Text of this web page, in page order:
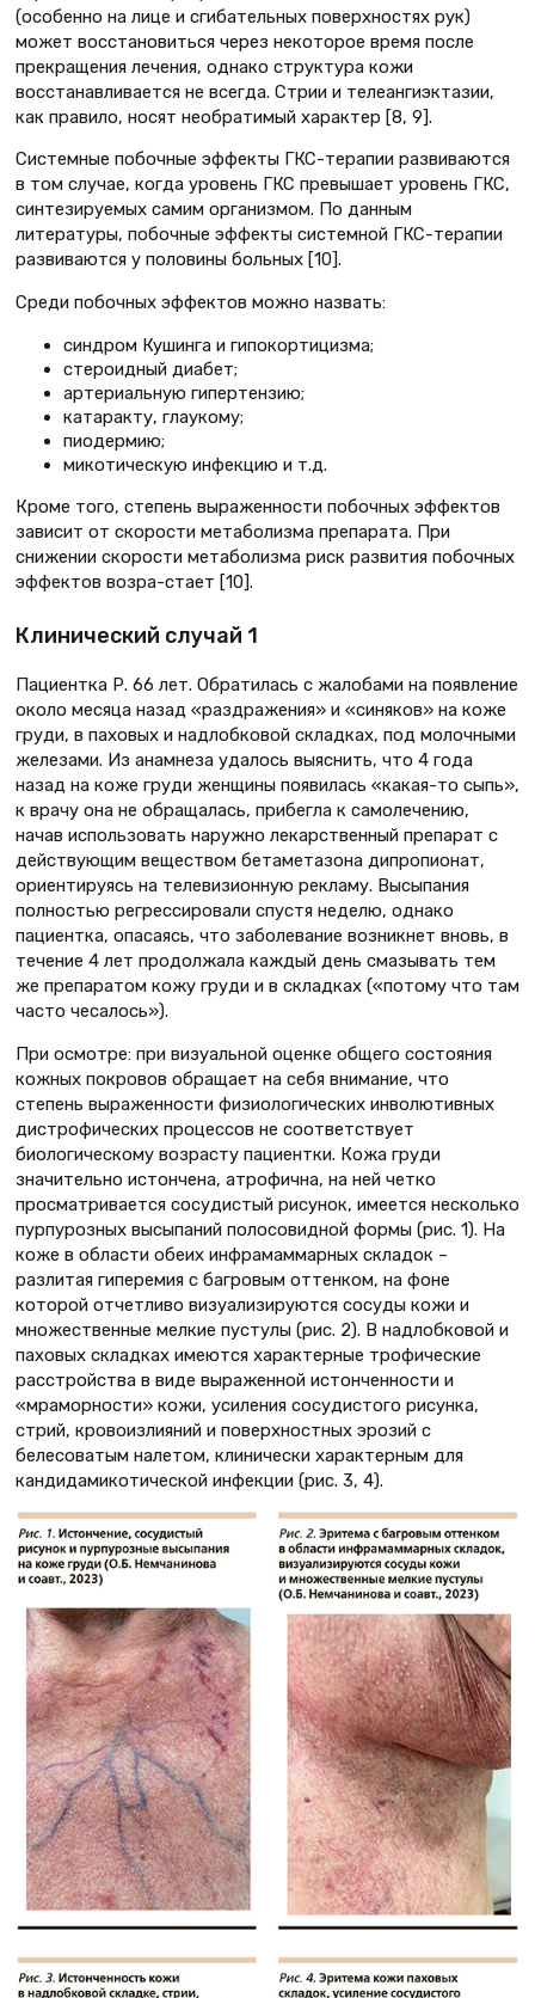
(особенно на лице и сгибательных поверхностях рук)
может восстановиться через некоторое время после
прекращения лечения, однако структура кожи
восстанавливается не всегда. Стрии и телеангиэктазии,
как правило, носят необратимый характер [8, 9].
Системные побочные эффекты ГКС-терапии развиваются
в том случае, когда уровень ГКС превышает уровень ГКС,
синтезируемых самим организмом. По данным
литературы, побочные эффекты системной ГКС-терапии
развиваются у половины больных [10].
Среди побочных эффектов можно назвать:
синдром Кушинга и гипокортицизма;
стероидный диабет;
артериальную гипертензию;
катаракту, глаукому;
пиодермию;
микотическую инфекцию и т.д.
Кроме того, степень выраженности побочных эффектов
зависит от скорости метаболизма препарата. При
снижении скорости метаболизма риск развития побочных
эффектов возра-стает [10].
Клинический случай 1
Пациентка Р. 66 лет. Обратилась с жалобами на появление
около месяца назад «раздражения» и «синяков» на коже
груди, в паховых и надлобковой складках, под молочными
железами. Из анамнеза удалось выяснить, что 4 года
назад на коже груди женщины появилась «какая-то сыпь»,
к врачу она не обращалась, прибегла к самолечению,
начав использовать наружно лекарственный препарат с
действующим веществом бетаметазона дипропионат,
ориентируясь на телевизионную рекламу. Высыпания
полностью регрессировали спустя неделю, однако
пациентка, опасаясь, что заболевание возникнет вновь, в
течение 4 лет продолжала каждый день смазывать тем
же препаратом кожу груди и в складках («потому что там
часто чесалось»).
При осмотре: при визуальной оценке общего состояния
кожных покровов обращает на себя внимание, что
степень выраженности физиологических инволютивных
дистрофических процессов не соответствует
биологическому возрасту пациентки. Кожа груди
значительно истончена, атрофична, на ней четко
просматривается сосудистый рисунок, имеется несколько
пурпурозных высыпаний полосовидной формы (рис. 1). На
коже в области обеих инфрамаммарных складок –
разлитая гиперемия с багровым оттенком, на фоне
которой отчетливо визуализируются сосуды кожи и
множественные мелкие пустулы (рис. 2). В надлобковой и
паховых складках имеются характерные трофические
расстройства в виде выраженной истонченности и
«мраморности» кожи, усиления сосудистого рисунка,
стрий, кровоизлияний и поверхностных эрозий с
белесоватым налетом, клинически характерным для
кандидамикотической инфекции (рис. 3, 4).